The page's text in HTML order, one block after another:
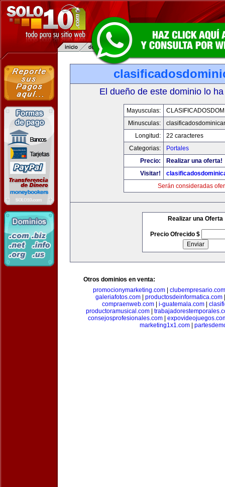
El dueño de este dominio lo
Mayusculas:
Minusculas:
Longitud:
22 caracteres
Categorias:
Portales
Precio:
Realizar una oferta!
Visitar!
Serán consideradas
Realizar una Oferta
Precio Ofrecido $
Otros dominios en venta:
promocionymarketing.com| clubempresario.com
galeriafotos.com
productosdeinformatica.com
compraenweb.com| i-guatemala.com|
productoramusical.com
consejosprofesionales.com|
marketing1x1.com